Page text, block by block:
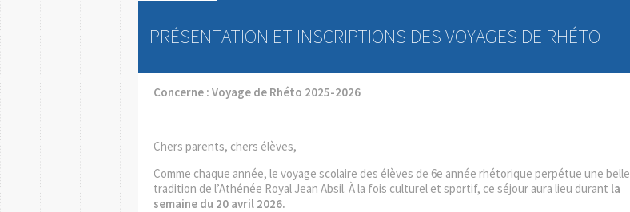
PRÉSENTATION ET INSCRIPTIONS DES VOYAGES DE RHÉTO
Concerne : Voyage de Rhéto 2025-2026
Chers parents, chers élèves,
Comme chaque année, le voyage scolaire des élèves de 6e année rhétorique perpétue une belle
tradition de l’Athénée Royal Jean Absil. À la fois culturel et sportif, ce séjour aura lieu durant la
semaine du 20 avril 2026.